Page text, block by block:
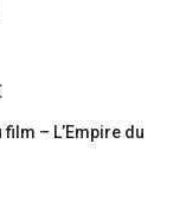
– L’Empire du